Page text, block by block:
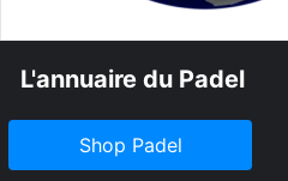
L'annuaire du Padel
Shop Padel